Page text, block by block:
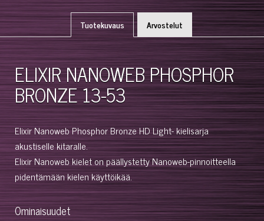
Tuotekuvaus Arvostelut
ELIXIR NANOWEB PHOSPHOR
BRONZE 13-53
Elixir Nanoweb Phosphor Bronze HD Light- kielisarja
akustiselle kitaralle.
Elixir Nanoweb kielet on päällystetty Nanoweb-pinnoitteella
pidentämään kielen käyttöikää.
Ominaisuudet